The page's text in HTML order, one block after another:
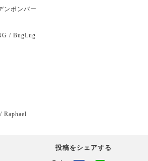
ンボンバー
/ BugLug
/ Raphael
投稿をシェアする